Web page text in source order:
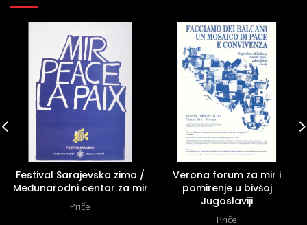
Festival Sarajevska zima /
Međunarodni centar za mir
Priče
Verona forum za mir i
pomirenje u bivšoj
Jugoslaviji
Priče